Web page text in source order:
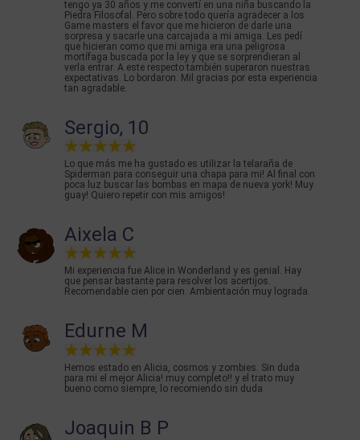
tengo ya 30 años y me convertí en una niña buscando la
Piedra Filosofal. Pero sobre todo quería agradecer a los
Game masters el favor que me hicieron de darle una
sorpresa y sacarle una carcajada a mi amiga. Les pedí
que hicieran como que mi amiga era una peligrosa
mortífaga buscada por la ley y que se sorprendieran al
verla entrar. A este respecto también superaron nuestras
expectativas. Lo bordaron. Mil gracias por esta experiencia
tan agradable.
Sergio, 10
Lo que más me ha gustado es utilizar la telaraña de
Spiderman para conseguir una chapa para mi! Al final con
poca luz buscar las bombas en mapa de nueva york! Muy
guay! Quiero repetir con mis amigos!
Aixela C
Mi experiencia fue Alice in Wonderland y es genial. Hay
que pensar bastante para resolver los acertijos.
Recomendable cien por cien. Ambientación muy lograda.
Edurne M
Hemos estado en Alicia, cosmos y zombies. Sin duda
para mi el mejor Alicia! muy completo!! y el trato muy
bueno como siempre, lo recomiendo sin duda
Joaquin B P